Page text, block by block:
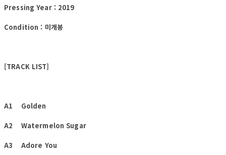
Pressing Year : 2019
Condition : 미개봉
[TRACK LIST]
A1 Golden
A2 Watermelon Sugar
A3 Adore You